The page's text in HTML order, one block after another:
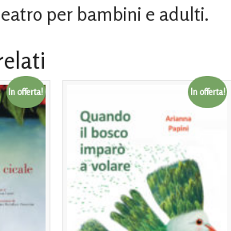
per bambini e adulti.
In offerta! In offerta!